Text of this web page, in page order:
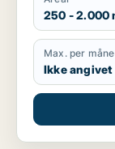
250 - 2.000
Max. per
Ikke angivet